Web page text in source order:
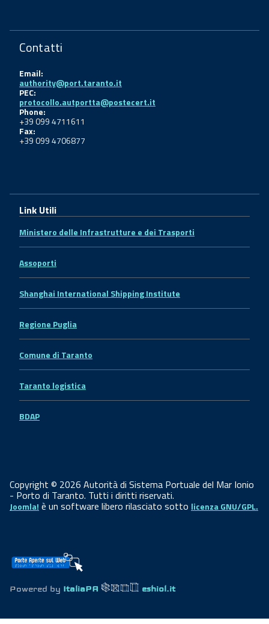
Contatti
Email:
authority@port.taranto.it
PEC:
protocollo.autportta@postecert.it
Phone:
+39 099 4711611
Fax:
+39 099 4706877
Link Utili
Ministero delle Infrastrutture e dei Trasporti
Assoporti
Shanghai International Shipping Institute
Regione Puglia
Comune di Taranto
Taranto logistica
BDAP
Copyright © 2026 Autorità di Sistema Portuale del Mar Ionio
- Porto di Taranto. Tutti i diritti riservati.
Joomla! è un software libero rilasciato sotto licenza GNU/GPL.
Powered by ItaliaPA eshiol.it